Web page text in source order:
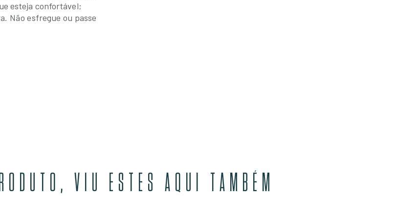
esteja confortável;
Não esfregue ou passe
VIU ESTES AQUI TAMBÉM